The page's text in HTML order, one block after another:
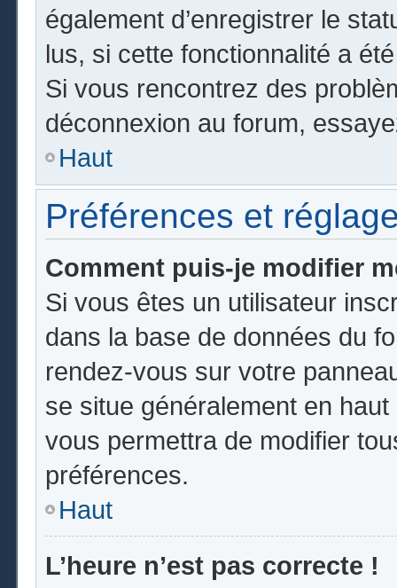
également d’enregistrer le
lus, si cette fonctionnalité a
Si vous rencontrez des
déconnexion au forum,
Haut
Préférences et
Comment puis-je modifier
Si vous êtes un utilisateur
dans la base de données du
rendez-vous sur votre
se situe généralement en
vous permettra de modifier
préférences.
Haut
L’heure n’est pas correcte !